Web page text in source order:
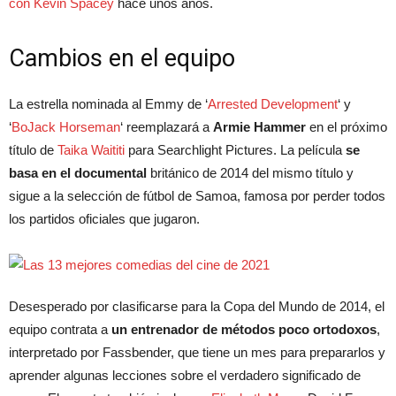
con Kevin Spacey hace unos años.
Cambios en el equipo
La estrella nominada al Emmy de ‘Arrested Development‘ y
‘BoJack Horseman‘ reemplazará a Armie Hammer en el próximo
título de Taika Waititi para Searchlight Pictures. La película se
basa en el documental británico de 2014 del mismo título y
sigue a la selección de fútbol de Samoa, famosa por perder todos
los partidos oficiales que jugaron.
Desesperado por clasificarse para la Copa del Mundo de 2014, el
equipo contrata a un entrenador de métodos poco ortodoxos,
interpretado por Fassbender, que tiene un mes para prepararlos y
aprender algunas lecciones sobre el verdadero significado de